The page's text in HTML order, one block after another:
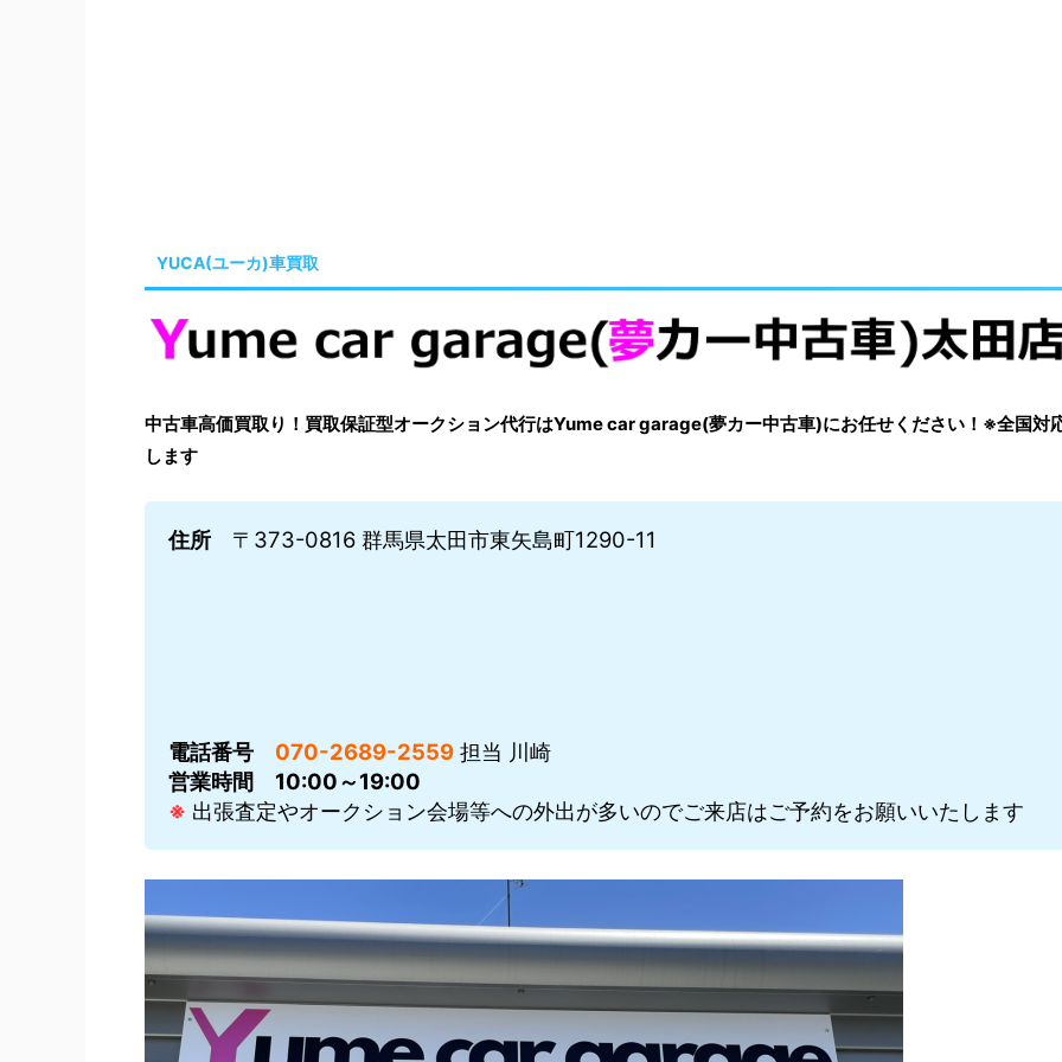
YUCA(ユーカ)車買取
中古車高価買取り！買取保証型オークション代行はYume car garage(夢カー中古車)にお任せください！※全国対
します
住所 〒373-0816 群馬県太田市東矢島町1290-11
電話番号 070-2689-2559 担当 川崎
営業時間
10:00～19:00
※ 出張査定やオークション会場等への外出が多いのでご来店はご予約をお願いいたします